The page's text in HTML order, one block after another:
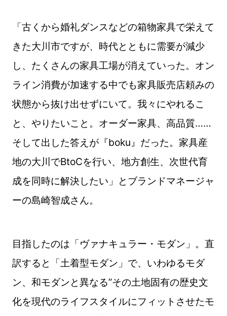
「古くから婚礼ダンスなどの箱物家具で栄えて
きた大川市ですが、時代とともに需要が減少
し、たくさんの家具工場が消えていった。オン
ライン消費が加速する中でも家具販売店頼みの
状態から抜け出せずにいて。我々にやれるこ
と、やりたいこと。オーダー家具、高品質……
そして出した答えが『boku』だった。家具産
地の大川でBtoCを行い、地方創生、次世代育
成を同時に解決したい」とブランドマネージャ
ーの島崎智成さん。
目指したのは「ヴァナキュラー・モダン」。直
訳すると「土着型モダン」で、いわゆるモダ
ン、和モダンと異なる”その土地固有の歴史文
化を現代のライフスタイルにフィットさせたモ